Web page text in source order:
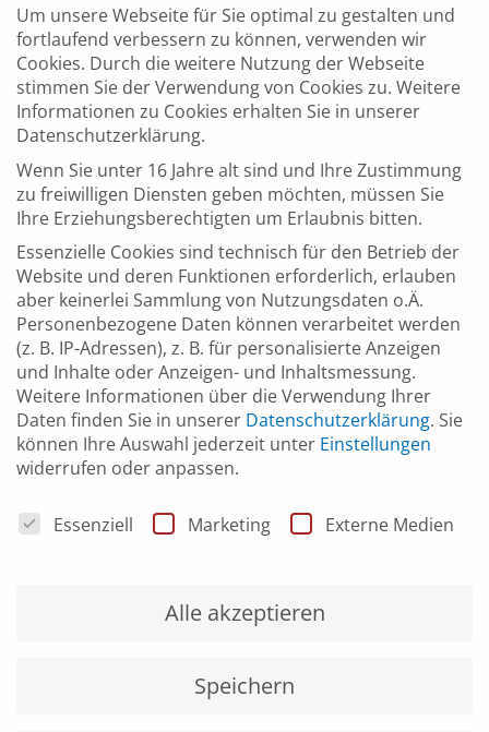
Zentrum für Digitalisierung (ZD.BB)
FORMAT
Online-Seminar mit Teilnahmebescheinigung
VORAUSSETZUNGEN
Keine
Der Kurs wird ausschließlich online (ZOOM) angeboten
TEILNEHMERZAHL
Mindestteilnehmerzahl: 5 Personen
KOSTEN
0,00 Euro
Um unsere Webseite für Sie optimal zu gestalten und
fortlaufend verbessern zu können, verwenden wir
Cookies. Durch die weitere Nutzung der Webseite
stimmen Sie der Verwendung von Cookies zu. Weitere
Informationen zu Cookies erhalten Sie in unserer
Datenschutzerklärung.
Wenn Sie unter 16 Jahre alt sind und Ihre Zustimmung
zu freiwilligen Diensten geben möchten, müssen Sie
Ihre Erziehungsberechtigten um Erlaubnis bitten.
Essenzielle Cookies sind technisch für den Betrieb der
Website und deren Funktionen erforderlich, erlauben
aber keinerlei Sammlung von Nutzungsdaten o.Ä.
Personenbezogene Daten können verarbeitet werden
(z. B. IP-Adressen), z. B. für personalisierte Anzeigen
und Inhalte oder Anzeigen- und Inhaltsmessung.
Weitere Informationen über die Verwendung Ihrer
Daten finden Sie in unserer Datenschutzerklärung. Sie
können Ihre Auswahl jederzeit unter Einstellungen
widerrufen oder anpassen.
Datenschutzeinstellungen
Essenziell Marketing Externe Medien
Alle akzeptieren
Speichern